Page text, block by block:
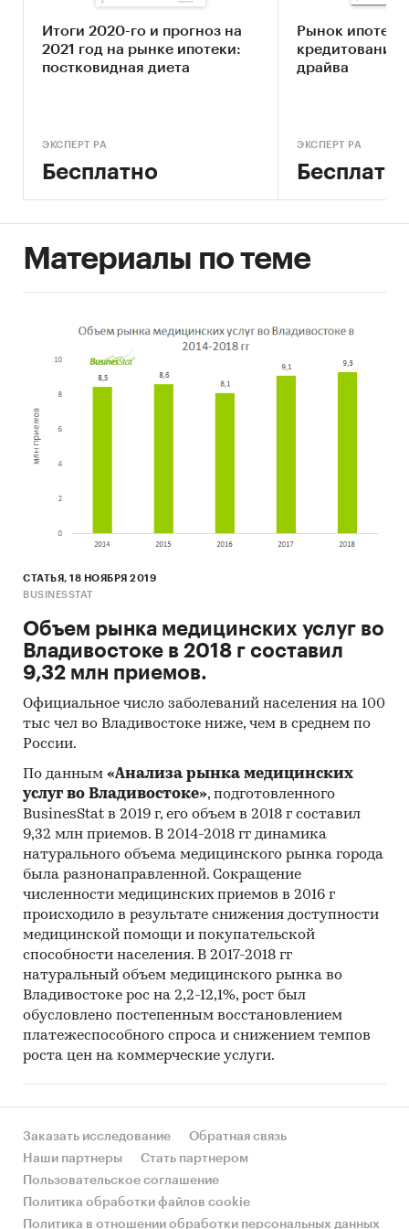
данных «Амикрон-консалтинг», включающая в
себя данные статистики, министерств и
ведомств, аналитических и рейтинговых
Кредиты
Владимирская область
Итоги 2020-го и прогноз на
2021 год на рынке ипотеки:
постковидная диета
ЭКСПЕРТ РА
Бесплатно
Рынок
кредитования:
драйва
ЭКСПЕРТ РА
Материалы по теме
СТАТЬЯ, 18 НОЯБРЯ 2019
BUSINESSTAT
Объем рынка медицинских услуг во
Владивостоке в 2018 г составил
9,32 млн приемов.
Официальное число заболеваний населения на 100
тыс чел во Владивостоке ниже, чем в среднем по
России.
По данным «Анализа рынка медицинских
услуг во Владивостоке», подготовленного
BusinesStat в 2019 г, его объем в 2018 г составил
9,32 млн приемов. В 2014-2018 гг динамика
натурального объема медицинского рынка города
была разнонаправленной. Сокращение
численности медицинских приемов в 2016 г
происходило в результате снижения доступности
медицинской помощи и покупательской
способности населения. В 2017-2018 гг
натуральный объем медицинского рынка во
Владивостоке рос на 2,2-12,1%, рост был
обусловлено постепенным восстановлением
платежеспособного спроса и снижением темпов
роста цен на коммерческие услуги.
Заказать исследование
Обратная связь
Наши партнеры
Стать партнером
Пользовательское соглашение
Политика обработки файлов cookie
Политика в отношении обработки персональных данных